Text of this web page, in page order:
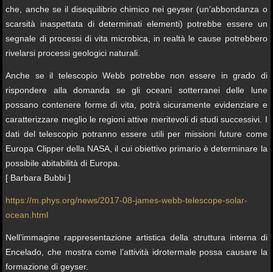
che, anche se il disequilibrio chimico nei geyser (un’abbondanza o
scarsità inaspettata di determinati elementi) potrebbe essere un
segnale di processi di vita microbica, in realtà le cause potrebbero
rivelarsi processi geologici naturali.
Anche se il telescopio Webb potrebbe non essere in grado di
rispondere alla domanda se gli oceani sotterranei delle lune
possano contenere forme di vita, potrà sicuramente evidenziare e
caratterizzare meglio le regioni attive meritevoli di studi successivi. I
dati del telescopio potranno essere utili per missioni future come
Europa Clipper della NASA, il cui obiettivo primario è determinare la
possibile abitabilità di Europa.
[ Barbara Bubbi ]
https://m.phys.org/news/2017-08-james-webb-telescope-solar-
ocean.html
Nell’immagine rappresentazione artistica della struttura interna di
Encelado, che mostra come l’attività idrotermale possa causare la
formazione di geyser.